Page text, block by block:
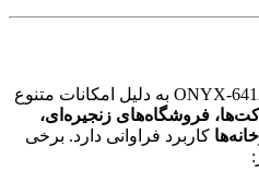
صندوق فروشگاهی ZEC مدل ONYX-6412 به دلیل امکانات متنوع
فروشگاه‌های زنجیره‌ای،
کاربرد فراوانی دارد. برخی